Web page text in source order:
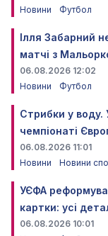
Новини
Футбол
Ілля Забарний
матчі з
06.08.2026 12:02
Новини
Футбол
Стрибки у воду.
чемпіонаті
06.08.2026 11:01
Новини
Новини
УЄФА
картки: усі
06.08.2026 10:01